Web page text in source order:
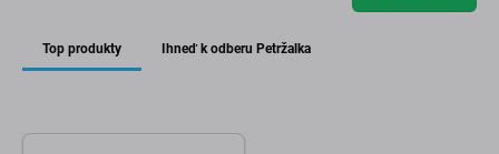
Top produkty Ihneď k odberu Petržalka